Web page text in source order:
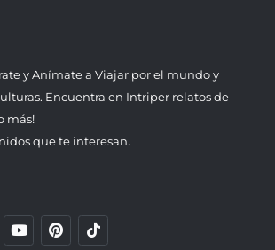
y Anímate a Viajar por el mundo y
Encuentra en Intriper relatos de
más!
que te interesan.